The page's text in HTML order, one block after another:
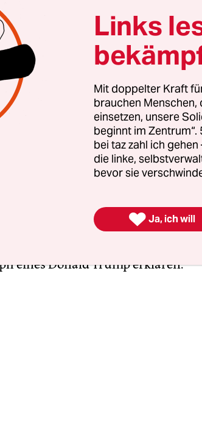
Donald Trump als
J. D. Vance hat auffällig
Gemeinsam mit
Peter Thiel ist Vance Investor
unter Rechten beliebten
der Berichterstattung über
Unternehmungen seines
wird Vance gern als
und ein Buch geschrieben hat.
Vance über den gescheiterten
erzählt, war ein absoluter
eines Donald Trump erklären.
Links
Mit doppelter Kraft
brauchen
einsetzen, unsere
beginnt im
bei taz zahl ich
die linke,
bevor sie
 Ja, ich will